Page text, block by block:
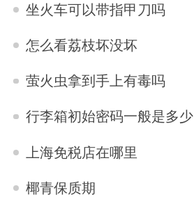
坐火车可以带指甲刀吗
怎么看荔枝坏没坏
萤火虫拿到手上有毒吗
行李箱初始密码一般是多少
上海免税店在哪里
椰青保质期